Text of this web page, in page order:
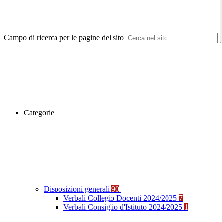
Campo di ricerca per le pagine del sito
Categorie
Disposizioni generali 90
Verbali Collegio Docenti 2024/2025 7
Verbali Consiglio d'Istituto 2024/2025 1